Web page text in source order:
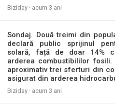
Biziday · acum 3 ani
Sondaj. Două treimi din
declară public sprijinul
solară, față de doar 14%
arderea combustibililor fosili.
aproximativ trei sferturi din
asigurat din arderea
Biziday · acum 3 ani